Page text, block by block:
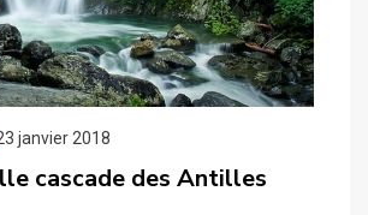
janvier 2018
cascade des Antilles